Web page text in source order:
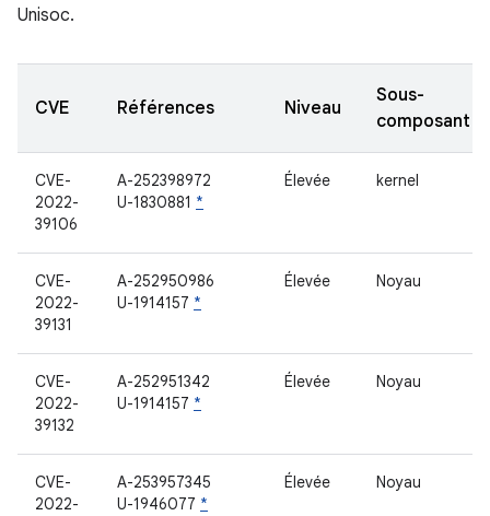
Unisoc.
CVE Références Niveau
Sous-
composant
CVE-
2022-
39106
A-252398972
U-1830881 *
Élevée kernel
CVE-
2022-
39131
A-252950986
U-1914157 *
Élevée Noyau
CVE-
2022-
39132
A-252951342
U-1914157 *
Élevée Noyau
CVE-
2022-
A-253957345
U-1946077 *
Élevée Noyau